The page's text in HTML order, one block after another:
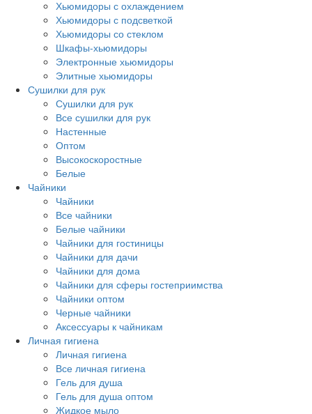
Хьюмидоры с охлаждением
Хьюмидоры с подсветкой
Хьюмидоры со стеклом
Шкафы-хьюмидоры
Электронные хьюмидоры
Элитные хьюмидоры
Сушилки для рук
Сушилки для рук
Все сушилки для рук
Настенные
Оптом
Высокоскоростные
Белые
Чайники
Чайники
Все чайники
Белые чайники
Чайники для гостиницы
Чайники для дачи
Чайники для дома
Чайники для сферы гостеприимства
Чайники оптом
Черные чайники
Аксессуары к чайникам
Личная гигиена
Личная гигиена
Все личная гигиена
Гель для душа
Гель для душа оптом
Жидкое мыло